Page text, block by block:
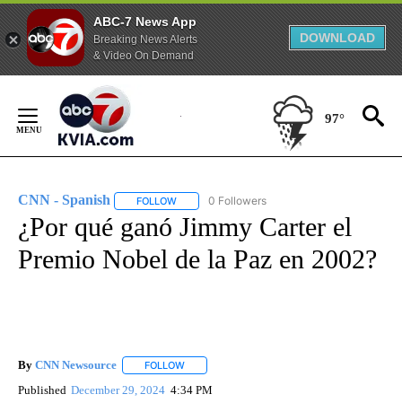
ABC-7 News App
Breaking News Alerts
& Video On Demand
DOWNLOAD
Content
97°
CNN - Spanish FOLLOW FOLLOW "CNN - SPANISH" TO RECEIVE
0 Followers
¿Por qué ganó Jimmy Carter el
Premio Nobel de la Paz en 2002?
By CNN Newsource FOLLOW
Published December 29, 2024 4:34 PM